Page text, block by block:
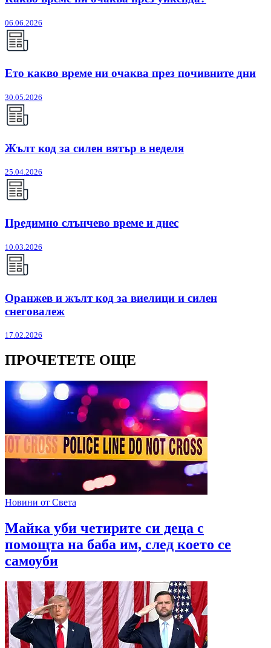
06.06.2026
Ето какво време ни очаква през почивните дни
30.05.2026
Жълт код за силен вятър в неделя
25.04.2026
Предимно слънчево време и днес
10.03.2026
Оранжев и жълт код за виелици и силен
снеговалеж
17.02.2026
ПРОЧЕТЕТЕ ОЩЕ
Новини от Света
Майка уби четирите си деца с
помощта на баба им, след което се
самоуби